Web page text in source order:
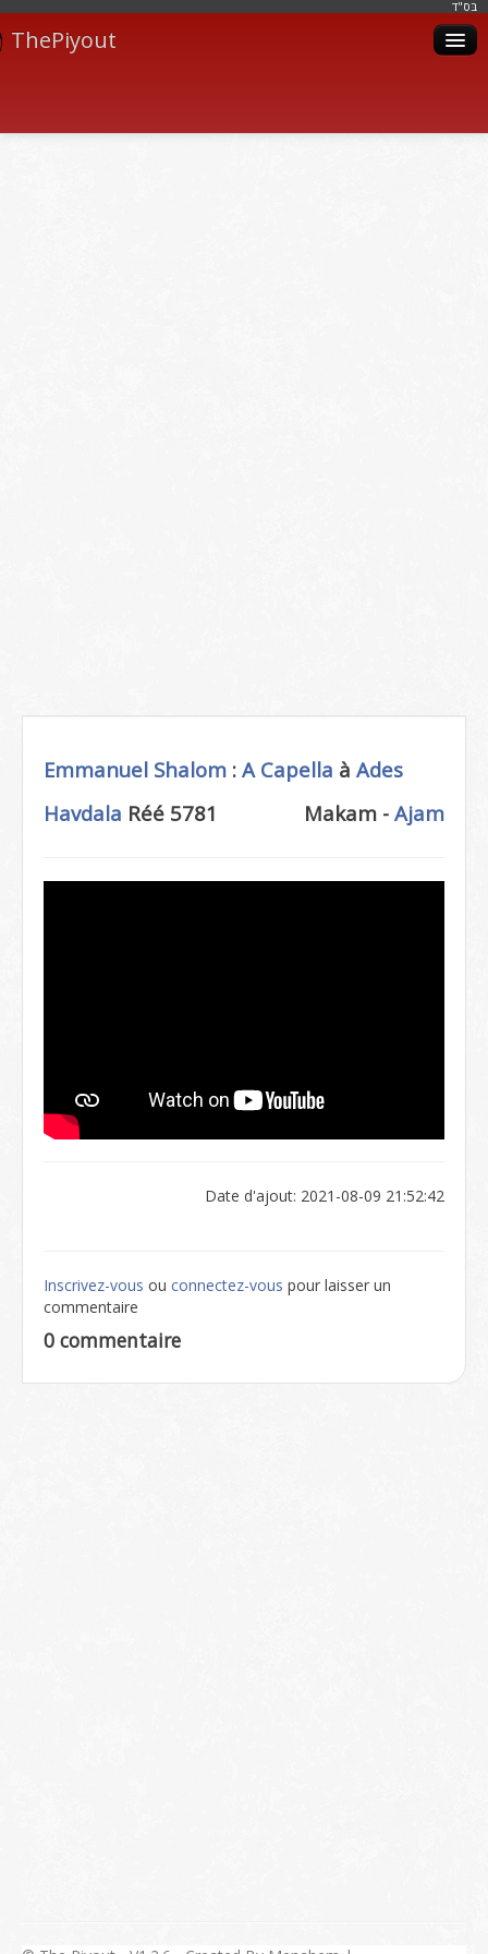
בּס"ד
ThePiyout
Emmanuel Shalom : A Capella à Ades
Havdala
Makam - Ajam
Réé 5781
Date d'ajout: 2021-08-09 21:52:42
Inscrivez-vous ou connectez-vous pour laisser un
commentaire
0 commentaire